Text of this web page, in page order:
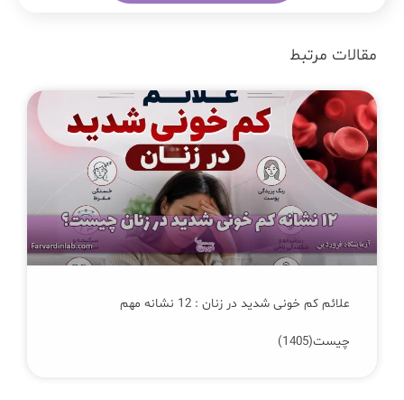
مقالات مرتبط
علائم کم‌ خونی شدید در زنان : 12 نشانه مهم
چیست(1405)